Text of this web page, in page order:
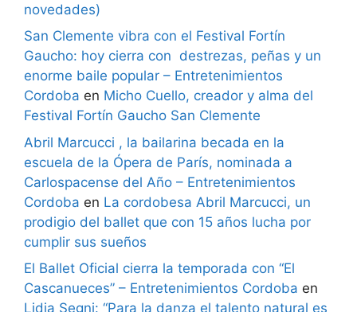
novedades)
San Clemente vibra con el Festival Fortín
Gaucho: hoy cierra con destrezas, peñas y un
enorme baile popular – Entretenimientos
Cordoba en Micho Cuello, creador y alma del
Festival Fortín Gaucho San Clemente
Abril Marcucci , la bailarina becada en la
escuela de la Ópera de París, nominada a
Carlospacense del Año – Entretenimientos
Cordoba en La cordobesa Abril Marcucci, un
prodigio del ballet que con 15 años lucha por
cumplir sus sueños
El Ballet Oficial cierra la temporada con “El
Cascanueces” – Entretenimientos Cordoba en
Lidia Segni: “Para la danza el talento natural es